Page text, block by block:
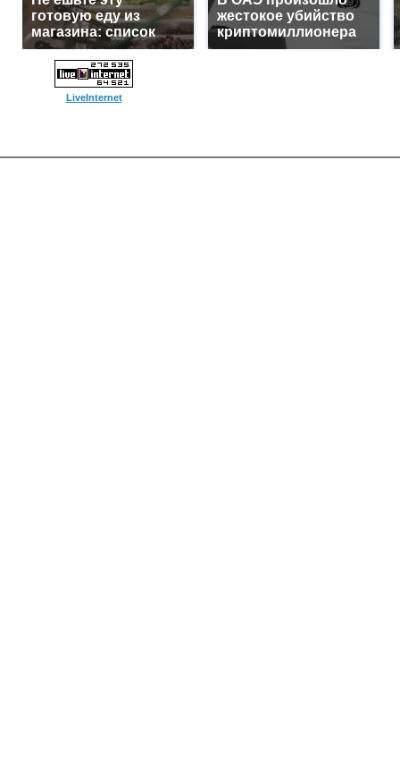
готовую еду из
магазина: список
жестокое убийство
криптомиллионера
LiveInternet